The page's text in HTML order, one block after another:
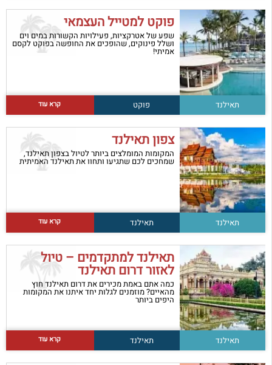
פוקט למטייל העצמאי
שפע של אטרקציות, פעילויות הקשורות במים וים
ושלל פינוקים, שהופכים את החופשה בפוקט לקסם
אמיתי!
תאילנד פוקט קרא עוד
צפון תאילנד
המקומות המומלצים ביותר לטיול בצפון תאילנד,
שמחכים לכם שתגיעו ותחוו את תאילנד האמיתית
תאילנד תאילנד קרא עוד
תאילנד למתקדמים – טיול
לאזור דרום תאילנד
כמה אתם באמת מכירים את דרום תאילנד חוץ
מהאיים? מוזמנים לגלות יחד איתנו את המקומות
היפים ביותר
תאילנד תאילנד קרא עוד